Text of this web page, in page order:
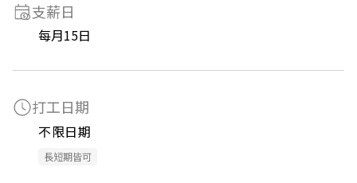
支薪日
每月15日
打工日期
不限日期
長短期皆可